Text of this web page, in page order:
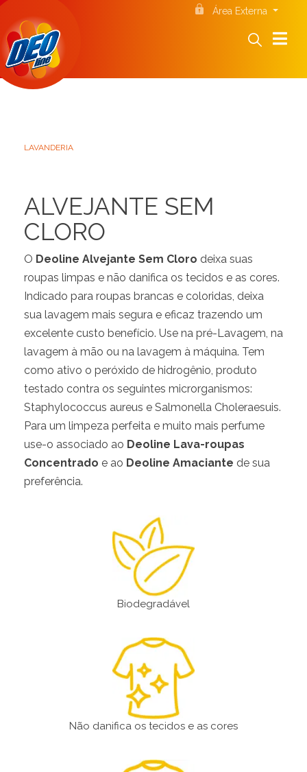
Área Externa
LAVANDERIA
ALVEJANTE SEM
CLORO
O Deoline Alvejante Sem Cloro deixa suas
roupas limpas e não danifica os tecidos e as cores.
Indicado para roupas brancas e coloridas, deixa
sua lavagem mais segura e eficaz trazendo um
excelente custo benefício. Use na pré-Lavagem, na
lavagem à mão ou na lavagem à máquina. Tem
como ativo o peróxido de hidrogênio, produto
testado contra os seguintes microrganismos:
Staphylococcus aureus e Salmonella Choleraesuis.
Para um limpeza perfeita e muito mais perfume
use-o associado ao Deoline Lava-roupas
Concentrado e ao Deoline Amaciante de sua
preferência.
Biodegradável
Não danifica os tecidos e as cores